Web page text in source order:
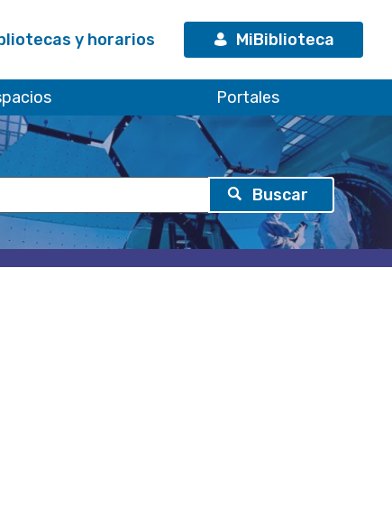
y horarios MiBiblioteca
Portales